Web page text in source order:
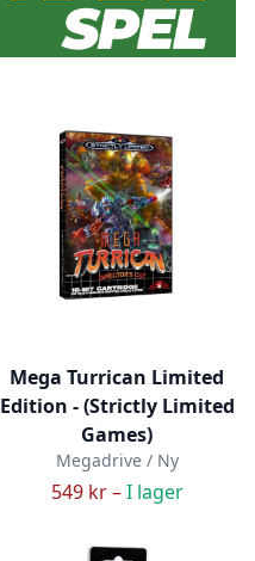
Mega Turrican Limited
Edition - (Strictly Limited
Games)
Megadrive / Ny
549 kr –I lager